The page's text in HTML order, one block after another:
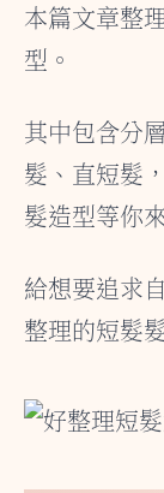
本篇文章整
型。
其中包含分
髮、直短髮
髮造型等你
給想要追求
整理的短髮